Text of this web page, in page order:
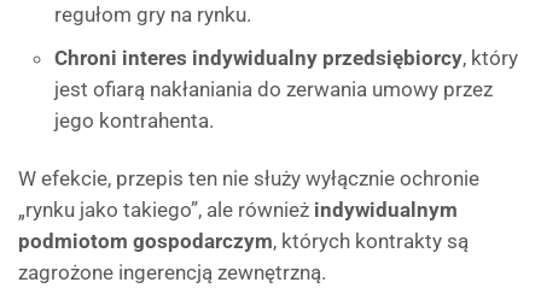
regułom gry na rynku.
Chroni interes indywidualny przedsiębiorcy, który
jest ofiarą nakłaniania do zerwania umowy przez
jego kontrahenta.
W efekcie, przepis ten nie służy wyłącznie ochronie
„rynku jako takiego”, ale również indywidualnym
podmiotom gospodarczym, których kontrakty są
zagrożone ingerencją zewnętrzną.